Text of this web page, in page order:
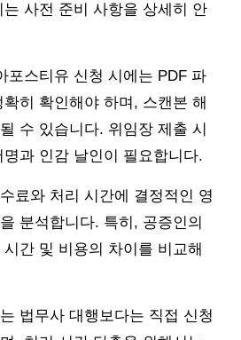
사전 준비 사항을 상세히 안
포스티유 신청 시에는 PDF 파
히 확인해야 하며, 스캔본 해
수 있습니다. 위임장 제출 시
과 인감 날인이 필요합니다.
료와 처리 시간에 결정적인 영
분석합니다. 특히, 공증인의
간 및 비용의 차이를 비교해
법무사 대행보다는 직접 신청